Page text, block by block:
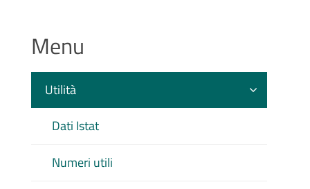
Menu
Utilità
Dati Istat
Numeri utili